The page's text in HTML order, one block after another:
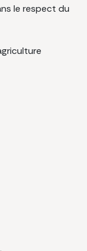
le respect du